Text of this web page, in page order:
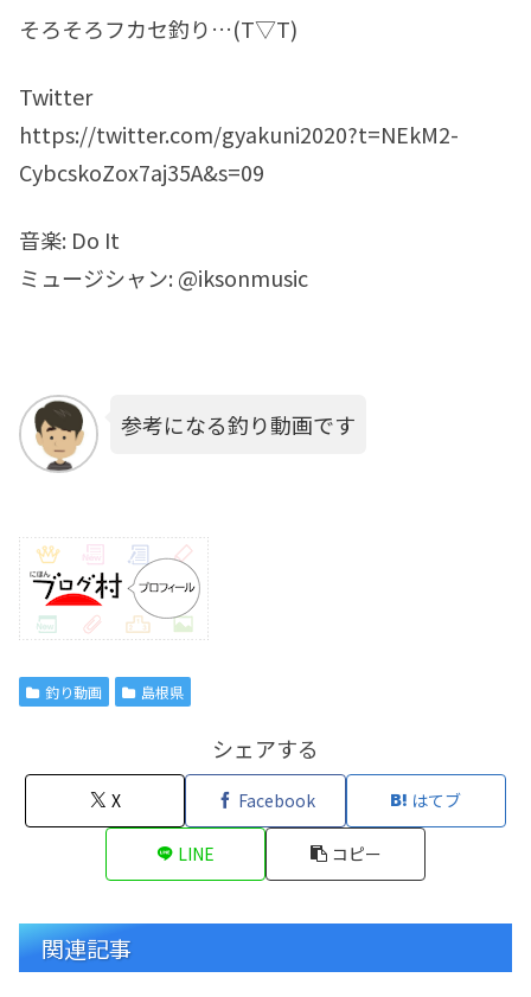
そろそろフカセ釣り…(T▽T)
Twitter
https://twitter.com/gyakuni2020?t=NEkM2-
CybcskoZox7aj35A&s=09
音楽: Do It
ミュージシャン: @iksonmusic
参考になる釣り動画です
釣り動画 島根県
シェアする
X Facebook はてブ
LINE コピー
関連記事